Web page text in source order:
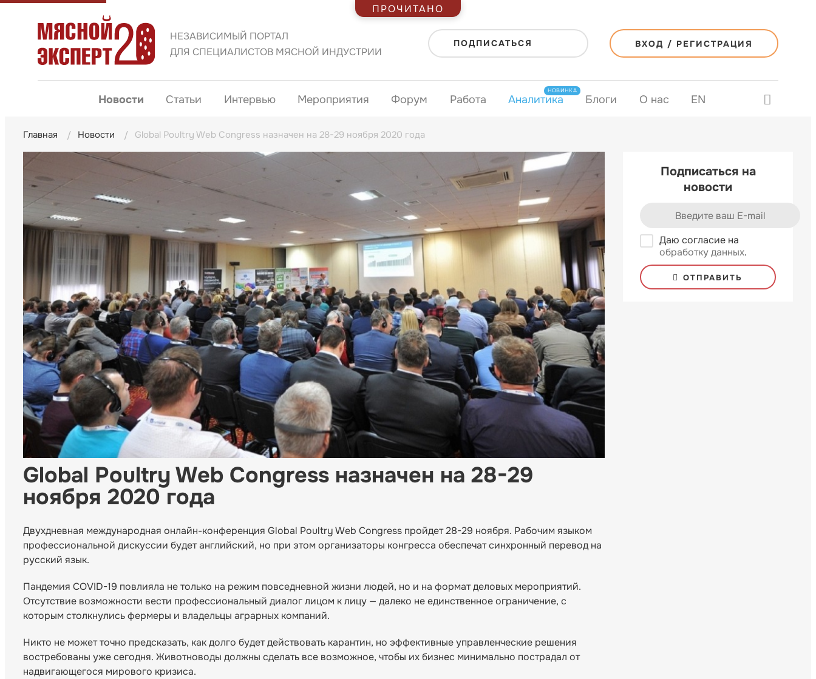
НЕЗАВИСИМЫЙ ПОРТАЛ
ДЛЯ СПЕЦИАЛИСТОВ МЯСНОЙ ИНДУСТРИИ
ПОДПИСАТЬСЯ ВХОД / РЕГИСТРАЦИЯ
Новости Статьи Интервью Мероприятия Форум Работа Аналитика
НОВИНКА
Блоги О нас EN
Главная Новости Global Poultry Web Congress назначен на 28-29 ноября 2020 года
Global Poultry Web Congress назначен на 28-29
ноября 2020 года
Двухдневная международная онлайн-конференция Global Poultry Web Congress пройдет 28-29 ноября. Рабочим языком
профессиональной дискуссии будет английский, но при этом организаторы конгресса обеспечат синхронный перевод на
русский язык.
Пандемия COVID-19 повлияла не только на режим повседневной жизни людей, но и на формат деловых мероприятий.
Отсутствие возможности вести профессиональный диалог лицом к лицу — далеко не единственное ограничение, с
которым столкнулись фермеры и владельцы аграрных компаний.
Никто не может точно предсказать, как долго будет действовать карантин, но эффективные управленческие решения
востребованы уже сегодня. Животноводы должны сделать все возможное, чтобы их бизнес минимально пострадал от
надвигающегося мирового кризиса.
Подписаться на
новости
Даю согласие на
обработку данных.
ОТПРАВИТЬ
ПРОЧИТАНО